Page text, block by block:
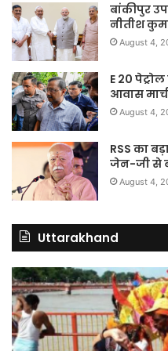
बांकीपुर
नीतीश
August 4,
E 20
आवास
August 4,
RSS का
जेन-जी से
August 4,
Uttarakhand